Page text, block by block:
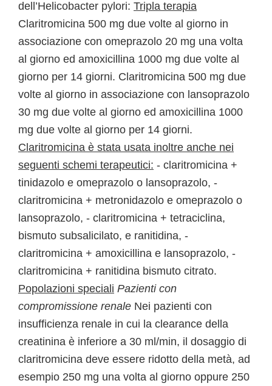
dell’Helicobacter pylori: Tripla terapia
Claritromicina 500 mg due volte al giorno in
associazione con omeprazolo 20 mg una volta
al giorno ed amoxicillina 1000 mg due volte al
giorno per 14 giorni. Claritromicina 500 mg due
volte al giorno in associazione con lansoprazolo
30 mg due volte al giorno ed amoxicillina 1000
mg due volte al giorno per 14 giorni.
Claritromicina è stata usata inoltre anche nei
seguenti schemi terapeutici: - claritromicina +
tinidazolo e omeprazolo o lansoprazolo, -
claritromicina + metronidazolo e omeprazolo o
lansoprazolo, - claritromicina + tetraciclina,
bismuto subsalicilato, e ranitidina, -
claritromicina + amoxicillina e lansoprazolo, -
claritromicina + ranitidina bismuto citrato.
Popolazioni speciali Pazienti con
compromissione renale Nei pazienti con
insufficienza renale in cui la clearance della
creatinina è inferiore a 30 ml/min, il dosaggio di
claritromicina deve essere ridotto della metà, ad
esempio 250 mg una volta al giorno oppure 250